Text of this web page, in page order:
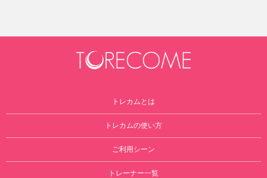
トレカムとは
トレカムの使い方
ご利用シーン
トレーナー一覧